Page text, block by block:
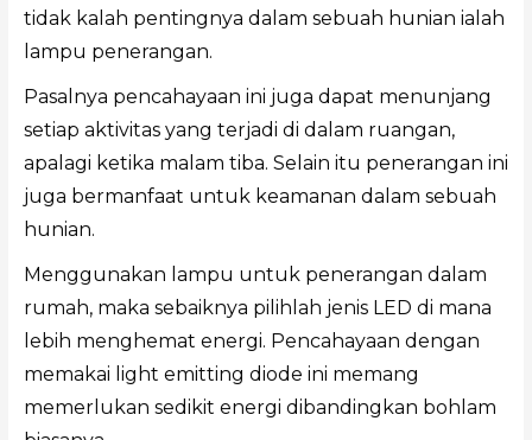
tidak kalah pentingnya dalam sebuah hunian ialah
lampu penerangan.
Pasalnya pencahayaan ini juga dapat menunjang
setiap aktivitas yang terjadi di dalam ruangan,
apalagi ketika malam tiba. Selain itu penerangan ini
juga bermanfaat untuk keamanan dalam sebuah
hunian.
Menggunakan lampu untuk penerangan dalam
rumah, maka sebaiknya pilihlah jenis LED di mana
lebih menghemat energi. Pencahayaan dengan
memakai light emitting diode ini memang
memerlukan sedikit energi dibandingkan bohlam